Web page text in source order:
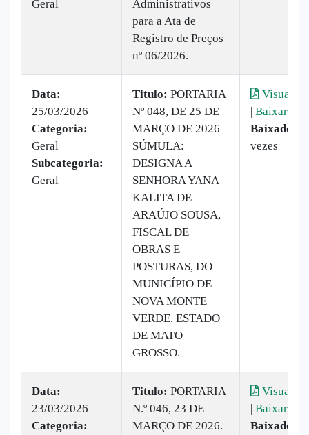
Geral
Administrativos
para a Ata de
Registro de Preços
nº 06/2026.
Data:
25/03/2026
Categoria:
Geral
Subcategoria:
Geral
Titulo: PORTARIA
Nº 048, DE 25 DE
MARÇO DE 2026
SÚMULA:
DESIGNA A
SENHORA YANA
KALITA DE
ARAÚJO SOUSA,
FISCAL DE
OBRAS E
POSTURAS, DO
MUNICÍPIO DE
NOVA MONTE
VERDE, ESTADO
DE MATO
GROSSO.
| Baixar
Baixado:
vezes
Data:
23/03/2026
Categoria:
Titulo: PORTARIA
N.º 046, 23 DE
MARÇO DE 2026.
| Baixar
Baixado: